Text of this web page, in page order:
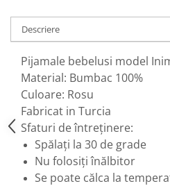
Descriere
Pijamale bebelusi model
Material: Bumbac 100%
Culoare: Rosu
Fabricat in Turcia
Sfaturi de întreținere:
Spălați la 30 de grade
Nu folosiți înălbitor
Se poate călca la